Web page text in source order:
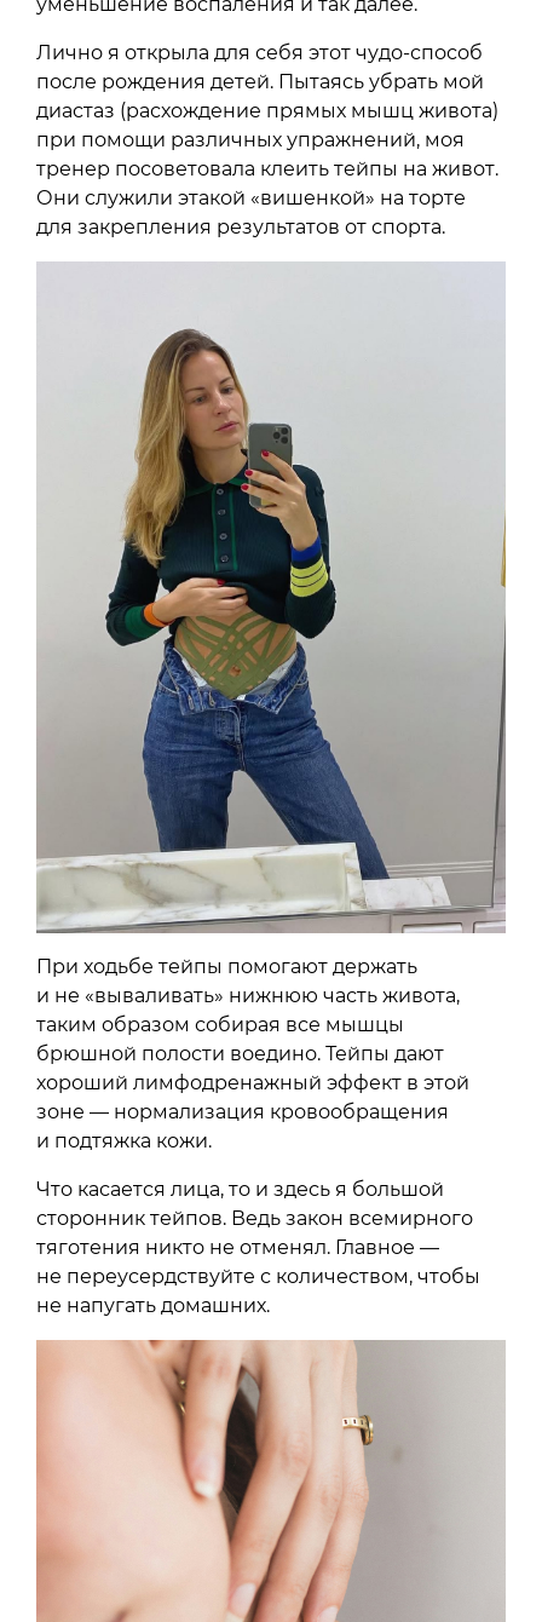
уменьшение воспаления и так далее.
Лично я открыла для себя этот чудо-способ
после рождения детей. Пытаясь убрать мой
диастаз (расхождение прямых мышц живота)
при помощи различных упражнений, моя
тренер посоветовала клеить тейпы на живот.
Они служили этакой «вишенкой» на торте
для закрепления результатов от спорта.
При ходьбе тейпы помогают держать
и не «вываливать» нижнюю часть живота,
таким образом собирая все мышцы
брюшной полости воедино. Тейпы дают
хороший лимфодренажный эффект в этой
зоне — нормализация кровообращения
и подтяжка кожи.
Что касается лица, то и здесь я большой
сторонник тейпов. Ведь закон всемирного
тяготения никто не отменял. Главное —
не переусердствуйте с количеством, чтобы
не напугать домашних.